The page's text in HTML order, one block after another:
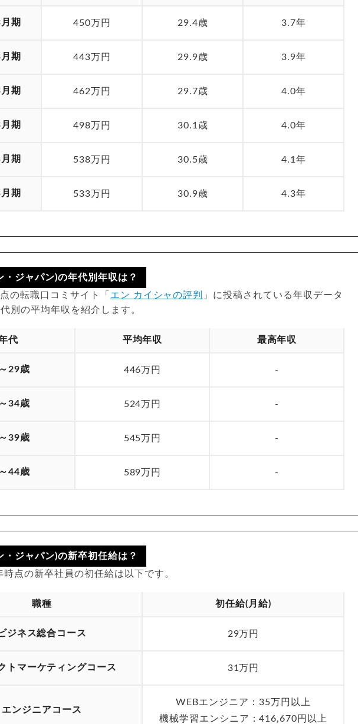
期 450万円 29.4歳 3.7年
期 443万円 29.9歳 3.9年
期 462万円 29.7歳 4.0年
期 498万円 30.1歳 4.0年
期 538万円 30.5歳 4.1年
期 533万円 30.9歳 4.3年
・ジャパン)の年代別年収は？
の転職口コミサイト「 エン カイシャの評判
」に投稿されている年収データ
別の平均年収を紹介します。
代 平均年収 最高年収
29歳 446万円 -
34歳 524万円 -
39歳 545万円 -
44歳 589万円 -
・ジャパン)の新卒初任給は？
点の新卒社員の初任給は以下です。
職種 初任給(月給)
ビジネス総合コース 29万円
トマーケティングコース 31万円
エンジニアコース
WEBエンジニア：35万円以上
機械学習エンシニア：416,670円以上